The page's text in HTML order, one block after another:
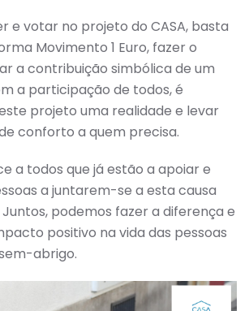
e votar no projeto do CASA, basta
Movimento 1 Euro, fazer o
a contribuição simbólica de um
a participação de todos, é
projeto uma realidade e levar
conforto a quem precisa.
a todos que já estão a apoiar e
a juntarem-se a esta causa
podemos fazer a diferença e
positivo na vida das pessoas
abrigo.